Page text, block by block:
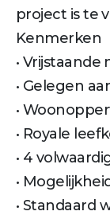
project is te
Kenmerken
•
• Gelegen
•
• Royale
• 4
•
• Standaard